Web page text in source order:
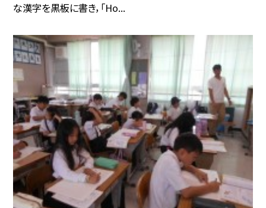
な漢字を黒板に書き，「Ho...